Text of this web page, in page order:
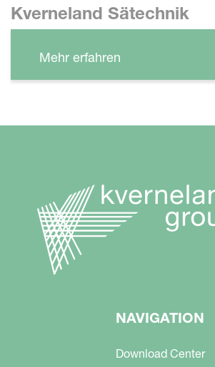
Kverneland Sätechnik
Mehr erfahren
NAVIGATION
Download Center